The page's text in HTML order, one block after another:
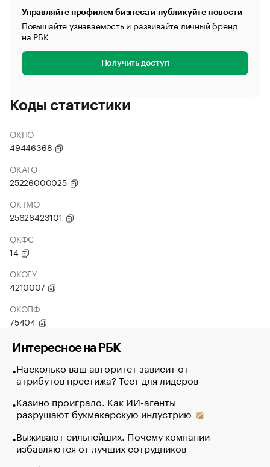
Управляйте профилем бизнеса и публикуйте новости
Повышайте узнаваемость и развивайте личный бренд
на РБК
Получить доступ
Коды статистики
ОКПО
49446368
ОКАТО
25226000025
ОКТМО
25626423101
ОКФС
14
ОКОГУ
4210007
ОКОПФ
75404
Интересное на РБК
Насколько ваш авторитет зависит от
атрибутов престижа? Тест для лидеров
Казино проиграло. Как ИИ-агенты
разрушают букмекерскую индустрию
Выживают сильнейших. Почему компании
избавляются от лучших сотрудников